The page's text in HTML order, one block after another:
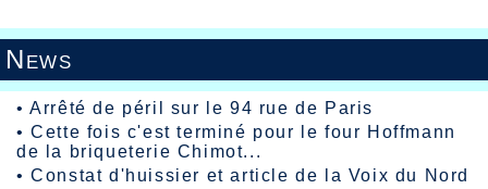
News
•Arrêté de péril sur le 94 rue de Paris
•Cette fois c'est terminé pour le four Hoffmann
de la briqueterie Chimot...
•Constat d'huissier et article de la Voix du Nord